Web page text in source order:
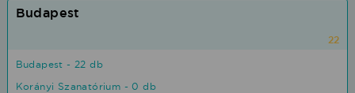
Budapest
22
Budapest - 22 db
Korányi Szanatórium - 0 db